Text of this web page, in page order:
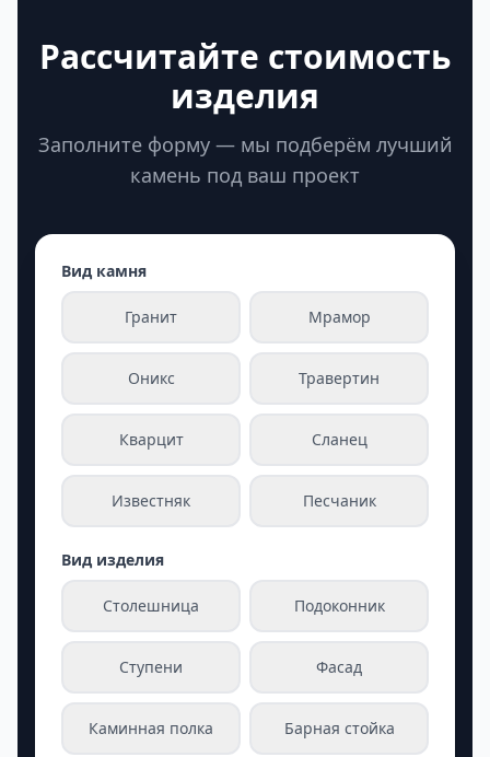
Рассчитайте стоимость
изделия
Заполните форму — мы подберём лучший
камень под ваш проект
Вид камня
Гранит Мрамор
Оникс Травертин
Кварцит Сланец
Известняк Песчаник
Вид изделия
Столешница Подоконник
Ступени Фасад
Каминная полка Барная стойка